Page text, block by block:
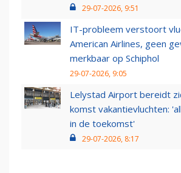
29-07-2026, 9:51
IT-probleem verstoort
American Airlines, geen
merkbaar op Schiphol
29-07-2026, 9:05
Lelystad Airport bereidt
komst vakantievluchten:
in de toekomst'
29-07-2026, 8:17